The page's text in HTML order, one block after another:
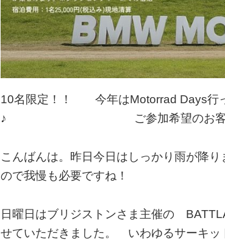
10名限定！！ 今年はMotorrad Days行
♪ ご参加希望のお客様は内
こんばんは。昨日今日はしっかり雨が降
ので我慢も必要ですね！
日曜日はブリジストンさま主催の
せていただきました。 いわゆるサーキッ